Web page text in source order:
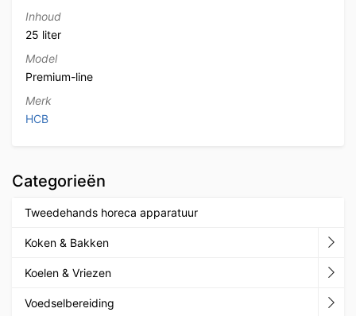
Inhoud
25 liter
Model
Premium-line
Merk
HCB
Categorieën
Tweedehands horeca apparatuur
Koken & Bakken
Koelen & Vriezen
Voedselbereiding